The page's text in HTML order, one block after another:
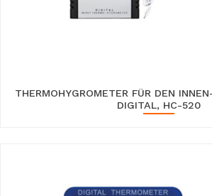
THERMOHYGROMETER FÜR DEN
IGITAL, HC-520